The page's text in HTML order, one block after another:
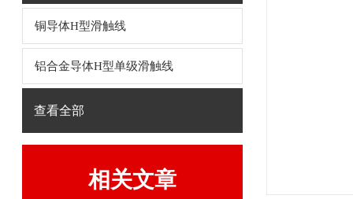
铜导体H型滑触线
铝合金导体H型单级滑触线
查看全部
相关文章